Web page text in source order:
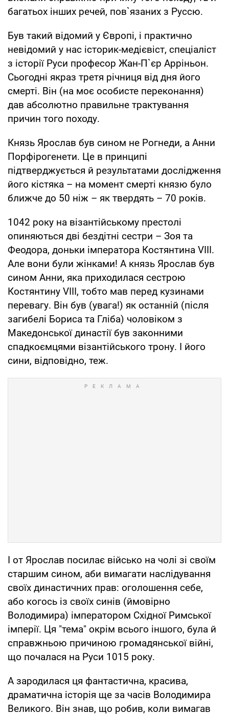
багатьох інших речей, пов`язаних з Руссю.
Був такий відомий у Європі, і практично
невідомий у нас історик-медієвіст, спеціаліст
з історії Руси професор Жан-П`єр Арріньон.
Сьогодні якраз третя річниця від дня його
смерті. Він (на моє особисте переконання)
дав абсолютно правильне трактування
причин того походу.
Князь Ярослав був сином не Рогнеди, а Анни
Порфірогенети. Це в принципі
підтверджується й результатами дослідження
його кістяка – на момент смерті князю було
ближче до 50 ніж – як твердять – 70 років.
1042 року на візантійському престолі
опиняються дві бездітні сестри – Зоя та
Феодора, доньки імператора Костянтина VІІІ.
Але вони були жінками! А князь Ярослав був
сином Анни, яка приходилася сестрою
Костянтину VІІІ, тобто мав перед кузинами
перевагу. Він був (увага!) як останній (після
загибелі Бориса та Гліба) чоловіком з
Македонської династії був законними
спадкоємцями візантійського трону. І його
сини, відповідно, теж.
І от Ярослав посилає військо на чолі зі своїм
старшим сином, аби вимагати наслідування
своїх династичних прав: оголошення себе,
або когось із своїх синів (ймовірно
Володимира) імператором Східної Римської
імперії. Ця "тема" окрім всього іншого, була й
справжньою причиною громадянської війні,
що почалася на Руси 1015 року.
А зародилася ця фантастична, красива,
драматична історія ще за часів Володимира
Великого. Він знав, що робив, коли вимагав